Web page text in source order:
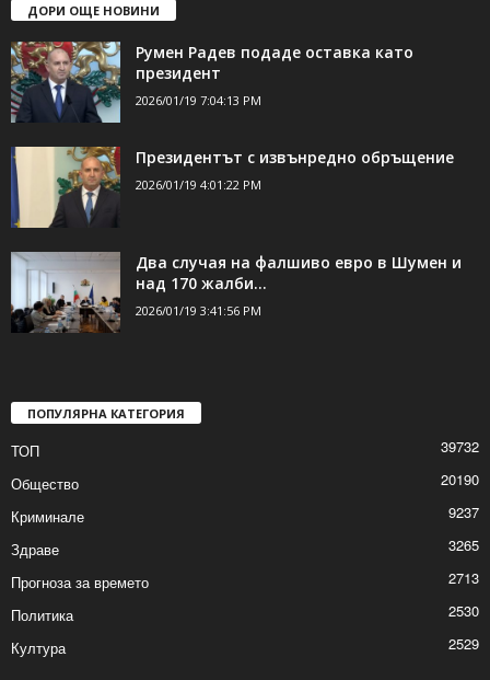
ДОРИ ОЩЕ НОВИНИ
Румен Радев подаде оставка като
президент
2026/01/19 7:04:13 PM
Президентът с извънредно обръщение
2026/01/19 4:01:22 PM
Два случая на фалшиво евро в Шумен и
над 170 жалби...
2026/01/19 3:41:56 PM
ПОПУЛЯРНА КАТЕГОРИЯ
ТОП
39732
Общество
20190
Криминале
9237
Здраве
3265
Прогноза за времето
2713
Политика
2530
Култура
2529